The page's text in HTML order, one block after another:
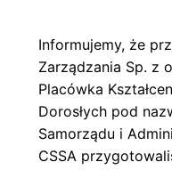
Informujemy, że
Zarządzania Sp. z
Placówka
Dorosłych pod
Samorządu i
CSSA